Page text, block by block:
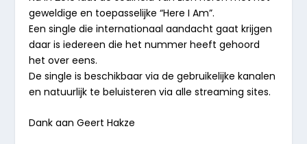
geweldige en toepasselijke “Here I Am”.
Een single die internationaal aandacht gaat krijgen
daar is iedereen die het nummer heeft gehoord
het over eens.
De single is beschikbaar via de gebruikelijke kanalen
en natuurlijk te beluisteren via alle streaming sites.
Dank aan Geert Hakze